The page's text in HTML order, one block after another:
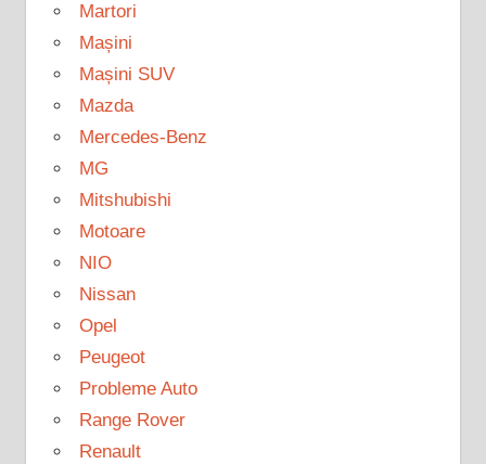
Martori
Mașini
Mașini SUV
Mazda
Mercedes-Benz
MG
Mitshubishi
Motoare
NIO
Nissan
Opel
Peugeot
Probleme Auto
Range Rover
Renault